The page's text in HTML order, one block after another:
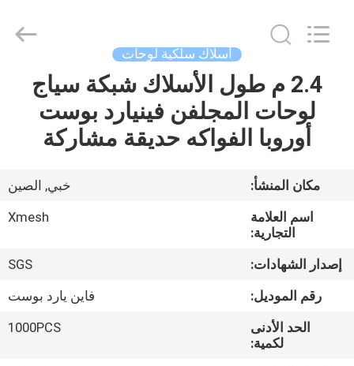
الصفحة
الرئيسية
معلومات
جولة
Reserved.
أسلاك سلكية لوحات
2.4 م طول الأسلاك شبكة سياج
لوحات المجلفن فينيارد بوست
أوروبا الفواكه حديقة مشاركة
مكان المنشأ:
خبي, الصين
اسم العلامة
التجارية:
Xmesh
إصدار الشهادات:
SGS
رقم الموديل:
فاين يارد بوست
الحد الأدنى
لكمية:
1000PCS